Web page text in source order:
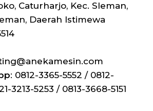
Caturharjo, Kec. Sleman,
Daerah Istimewa
: 0812-3365-5552 / 0812-
3213-5253 / 0813-3668-5151